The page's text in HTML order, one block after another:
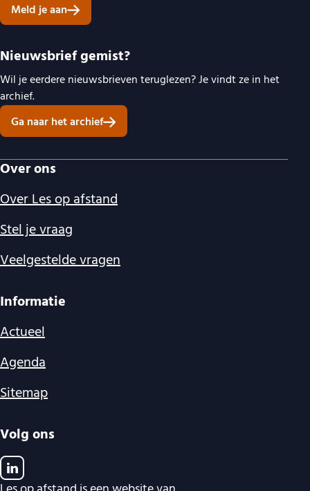
Meld je aan
Nieuwsbrief gemist?
Wil je eerdere nieuwsbrieven teruglezen? Je vindt ze in het
archief.
Ga naar het archief
Over ons
Over Les op afstand
Stel je vraag
Veelgestelde vragen
Informatie
Actueel
Agenda
Sitemap
Volg ons